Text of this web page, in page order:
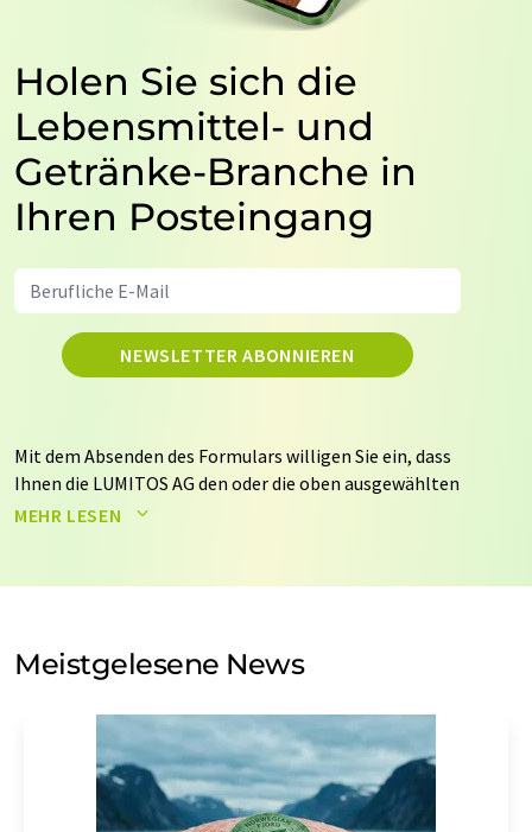
Holen Sie sich die
Lebensmittel- und
Getränke-Branche in
Ihren Posteingang
NEWSLETTER ABONNIEREN
Mit dem Absenden des Formulars willigen Sie ein, dass
Ihnen die LUMITOS AG den oder die oben ausgewählten
Newsletter per E-Mail zusendet. Ihre Daten werden
auf Basis unsererDatenschutzerklärung. LUMITOS darf
Meinungsforschung per E-Mail kontaktieren. Ihre
Einwilligung können Sie jederzeit ohne Angabe von
Str. 2, 12489 Berlin oder per E-Mail unter
widerruf@lumitos.commit Wirkung für die Zukunft
widerrufen. Zudem ist in jeder E-Mail ein Link zur
Abbestellung des entsprechenden Newsletters
MEHR LESEN
Meistgelesene News